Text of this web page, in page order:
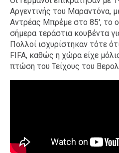
Αργεντινής του Μαραντόνα,
Αντρέας Μπρέμε στο 85', το
σήμερα τεράστια κουβέντα
Πολλοί ισχυρίστηκαν τότε
FIFA, καθώς η χώρα είχε
πτώση του Τείχους του